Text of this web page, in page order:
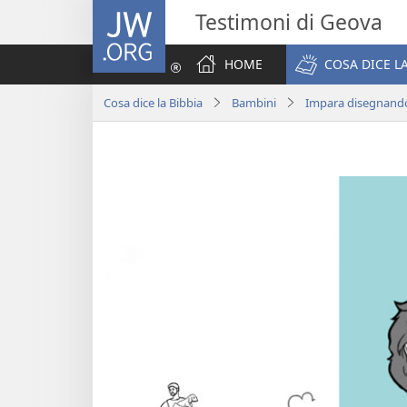
JW.ORG Testimoni di Geova
HOME COSA DICE
Cosa dice la Bibbia Bambini Impara